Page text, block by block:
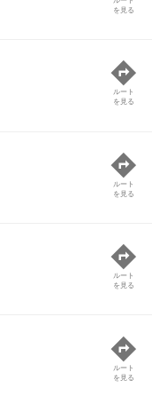
を見る
ルート
を見る
ルート
を見る
ルート
を見る
ルート
を見る